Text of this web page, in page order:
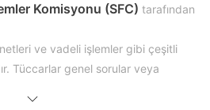
Komisyonu (SFC) tarafından
ve vadeli işlemler gibi çeşitli
Tüccarlar genel sorular veya